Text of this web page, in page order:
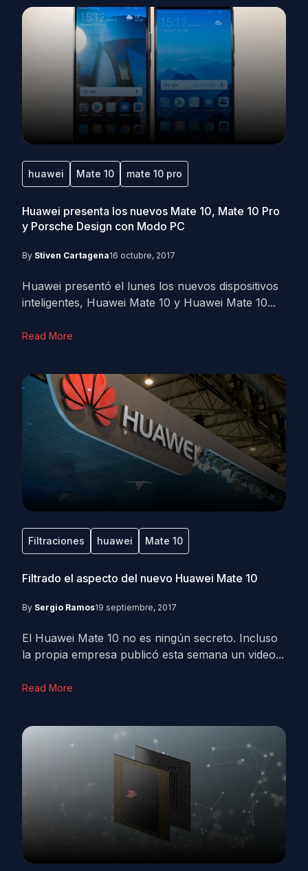
huawei Mate 10 mate 10 pro
Huawei presenta los nuevos Mate 10, Mate 10 Pro
y Porsche Design con Modo PC
By Stiven Cartagena16 octubre, 2017
Huawei presentó el lunes los nuevos dispositivos
inteligentes, Huawei Mate 10 y Huawei Mate 10...
Read More
Filtraciones huawei Mate 10
Filtrado el aspecto del nuevo Huawei Mate 10
By Sergio Ramos19 septiembre, 2017
El Huawei Mate 10 no es ningún secreto. Incluso
la propia empresa publicó esta semana un video...
Read More